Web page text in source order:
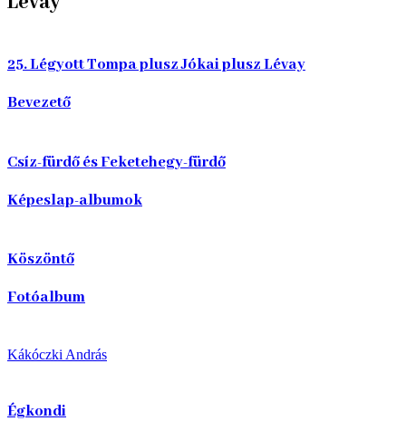
25. Légyott Tompa plusz Jókai plusz Lévay
Bevezető
Csíz-fürdő és Feketehegy-fürdő
Képeslap-albumok
Köszöntő
Fotóalbum
Kákóczki András
Égkondi